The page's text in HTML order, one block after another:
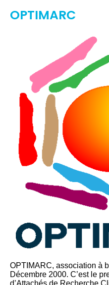
OPTIMARC
OPTIMARC, association à
Décembre 2000. C’est le